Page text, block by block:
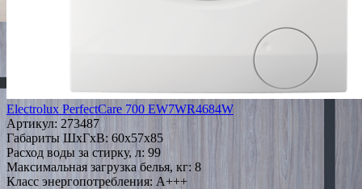
Electrolux PerfectCare 700 EW7WR4684W
Артикул: 273487
Габариты ШxГxВ: 60x57x85
Расход воды за стирку, л: 99
Максимальная загрузка белья, кг: 8
Класс энергопотребления: A+++